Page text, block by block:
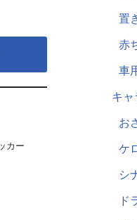
カー
置
赤
車
キャ
お
ケ
シ
ド